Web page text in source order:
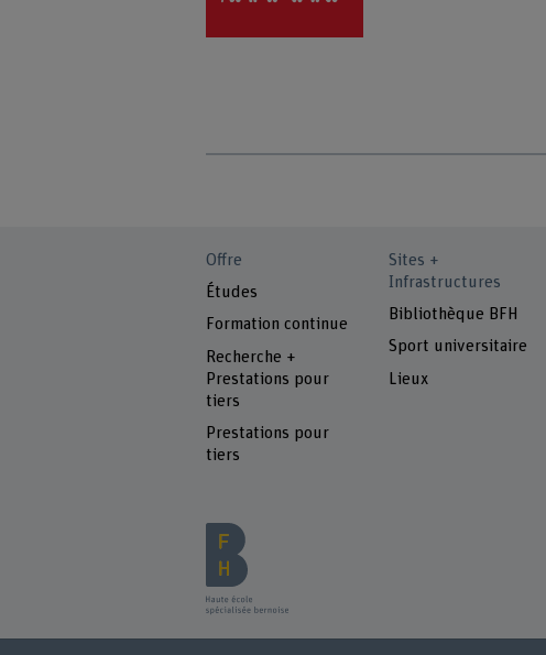
Offre
Études
Formation continue
Recherche +
Prestations pour
tiers
Prestations pour
tiers
Sites +
Infrastructures
Bibliothèque BFH
Sport universitaire
Lieux